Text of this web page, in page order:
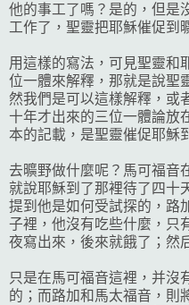
他的事工了嗎？是的，但是
工作了，聖靈把耶穌催促到
用這樣的寫法，可見聖靈和
位一體來解釋，那就是說聖
然我們是可以這樣解釋，或
十年才出來的三位一體論放
本的記載，是聖靈催促耶穌
去曠野做什麼呢？馬可福音
就說耶穌到了那裡待了四十
提到他是如何受試探的，路
子裡，他沒有吃些什麼，只
夜寫出來，後來就餓了；然
只是在馬可福音這裡，并沒
的；而路加和馬太福音，則